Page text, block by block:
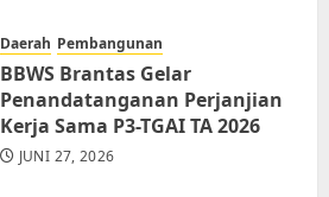
Daerah Pembangunan
BBWS Brantas Gelar
Penandatanganan Perjanjian
Kerja Sama P3-TGAI TA 2026
JUNI 27, 2026